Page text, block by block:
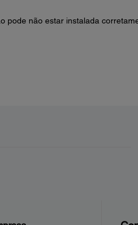
pode não estar instalada